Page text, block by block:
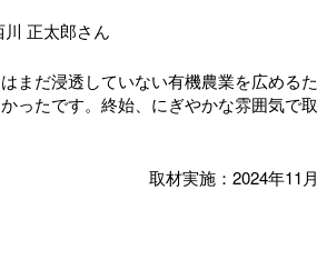
正太郎さん
まだ浸透していない有機農業を広めるた
ったです。終始、にぎやかな雰囲気で取
取材実施：2024年11月